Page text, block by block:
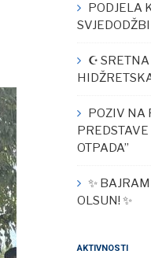
PODJELA
SVJEDODŽBI
☪︎
POZIV NA
OTPADA”
✨
OLSUN! ✨
AKTIVNOSTI